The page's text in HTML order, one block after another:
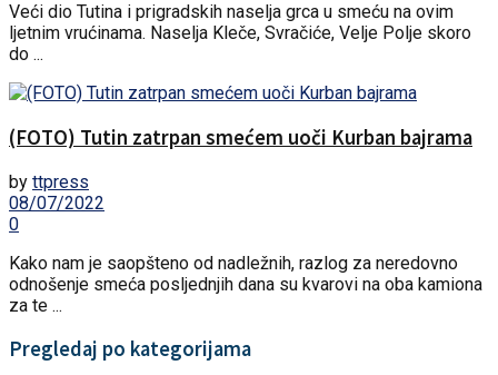
Veći dio Tutina i prigradskih naselja grca u smeću na ovim
ljetnim vrućinama. Naselja Kleče, Svračiće, Velje Polje skoro
do ...
(FOTO) Tutin zatrpan smećem uoči Kurban bajrama
by ttpress
08/07/2022
0
Kako nam je saopšteno od nadležnih, razlog za neredovno
odnošenje smeća posljednjih dana su kvarovi na oba kamiona
za te ...
Pregledaj po kategorijama